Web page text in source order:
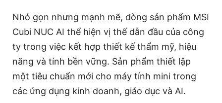
Nhỏ gọn nhưng mạnh mẽ, dòng sản phẩm MSI
Cubi NUC AI thể hiện vị thế dẫn đầu của công
ty trong việc kết hợp thiết kế thẩm mỹ, hiệu
năng và tính bền vững. Sản phẩm thiết lập
một tiêu chuẩn mới cho máy tính mini trong
các ứng dụng kinh doanh, giáo dục và AI.